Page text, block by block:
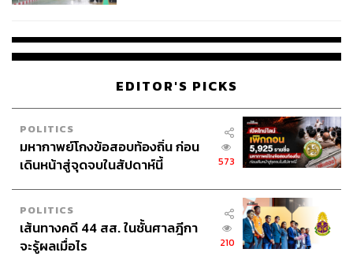
ความย้อนแย้งระหว่างเสียงวิจารณ์ที่สวนทางกับยอดขายและ
ความสำเร็จของ AirPods กลายเป็นบทเรียนที่น่าสนใจว่า
Apple ทำเรื่องนี้ได้อย่างไร
เรื่องนี้แท้จริงแล้วไม่ใช่ความบังเอิญ เพราะทุกอย่างเกิดจาก
การ ‘คิดมาแล้ว’ ทั้งสิ้น โดยเริ่มตั้งแต่การเปิดตัวของ AirPods
ในปี 2016 ที่มาพร้อมกับการเปิดตัว iPhone 7 ซึ่งเป็นสมาร์ท
โฟนรุ่นแรกของ Apple ที่ไม่มีช่องเสียบหูฟัง 3.5 อยู่ด้วย ซึ่ง
เป็นการตัดสินใจที่ Apple บอกว่าเป็น ‘ความกล้าหาญ’ ที่จะ
แหกขนบของพวกเขา
EDITOR'S PICKS
POLITICS
มหากาพย์โกงข้อสอบท้องถิ่น ก่อน
เดินหน้าสู่จุดจบในสัปดาห์นี้
573
POLITICS
เส้นทางคดี 44 สส. ในชั้นศาลฎีกา
จะรู้ผลเมื่อไร
210